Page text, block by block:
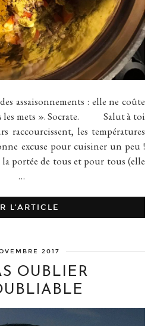
assaisonnements : elle ne coûte
les mets ». Socrate. Salut à toi
raccourcissent, les températures
excuse pour cuisiner un peu !
portée de tous et pour tous (elle
…
L’ARTICLE
2017
OUBLIER